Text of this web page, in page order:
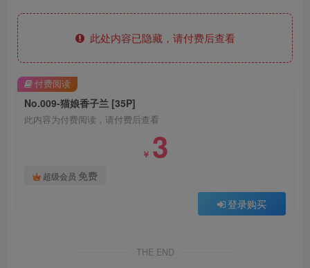
此处内容已隐藏，请付费后查看
No.009-猫娘香子兰 [35P]
此内容为付费阅读，请付费后查看
￥ 3
超级会员 免费
登录购买
付费阅读
THE END